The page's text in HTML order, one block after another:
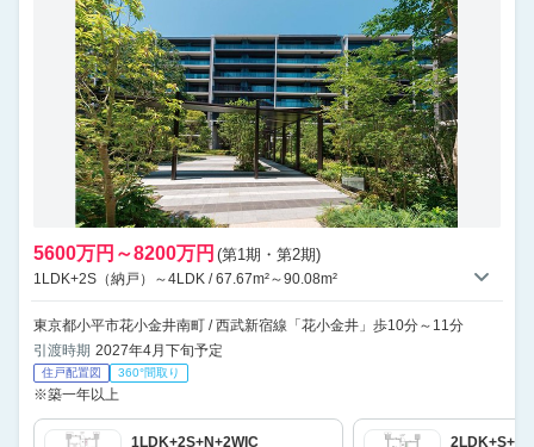
5600万円～8200万円 (第1期・第2期)
1LDK+2S（納戸）～4LDK / 67.67m²～90.08m²
東京都小平市花小金井南町 / 西武新宿線「花小金井」歩10分～11分
引渡時期 2027年4月下旬予定
住戸配置図 360°間取り
※築一年以上
1LDK+2S+N+2WIC